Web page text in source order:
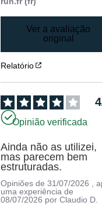
Ver a avaliação
original
Relatório
4
Opinião verificada
Ainda não as utilizei,
mas parecem bem
estruturadas.
Opiniões de31/07/2026
,
uma experiência de
08/07/2026 porClaudio D.